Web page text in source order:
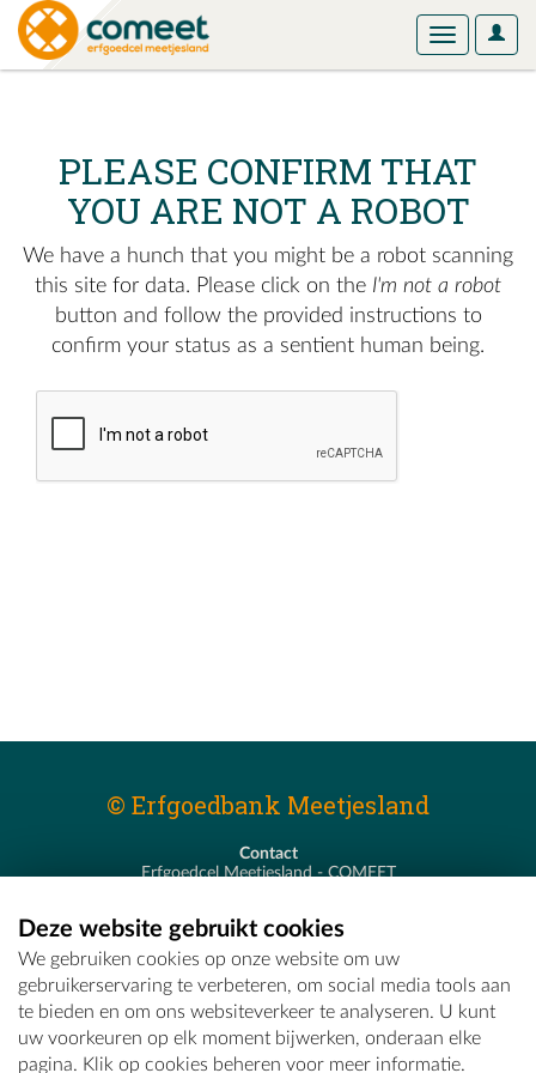
User
Toggle
PLEASE CONFIRM THAT
YOU ARE NOT A ROBOT
We have a hunch that you might be a robot scanning
this site for data. Please click on the I'm not a robot
button and follow the provided instructions to
confirm your status as a sentient human being.
© Erfgoedbank Meetjesland
Contact
Erfgoedcel Meetjesland - COMEET
T - 09 373 75 96
E -erfgoedcel@comeet.be
Deze website gebruikt cookies
We gebruiken cookies op onze website om uw
gebruikerservaring te verbeteren, om social media tools aan
te bieden en om ons websiteverkeer te analyseren. U kunt
uw voorkeuren op elk moment bijwerken, onderaan elke
pagina. Klik op cookies beheren voor meer informatie.